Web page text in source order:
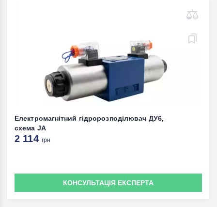
Електромагнітний гідророзподілювач ДУ6,
схема JА
2 114 грн
КОНСУЛЬТАЦІЯ ЕКСПЕРТА